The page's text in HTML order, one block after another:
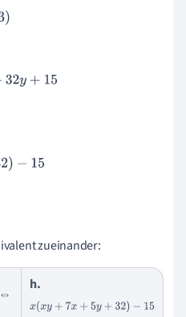
zueinander:
⇔
h.
x(xy+7x+5y+32)−15